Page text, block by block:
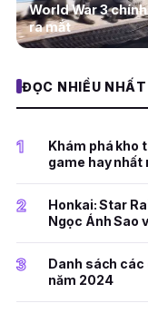
World War 3
ra mắt
ĐỌC NHIỀU NHẤT
1
Khám phá kho
game hay nhất
2
Honkai: Star
Ngọc Ánh Sao
3
Danh sách các
năm 2024